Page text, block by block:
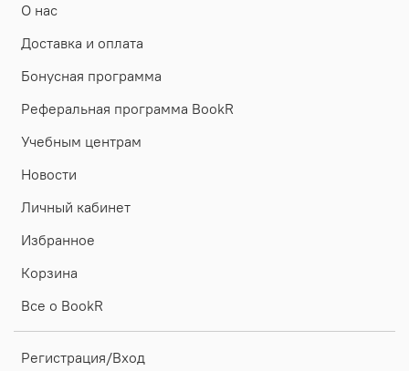
О нас
Доставка и оплата
Бонусная программа
Реферальная программа BookR
Учебным центрам
Новости
Личный кабинет
Избранное
Корзина
Все о BookR
Регистрация/Вход